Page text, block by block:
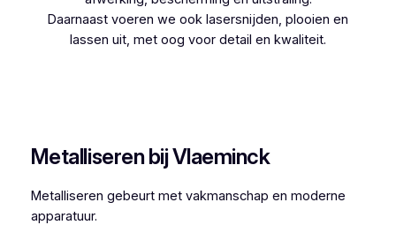
Daarnaast voeren we ook lasersnijden, plooien en
lassen uit, met oog voor detail en kwaliteit.
Metalliseren bij Vlaeminck
Metalliseren gebeurt met vakmanschap en moderne
apparatuur.